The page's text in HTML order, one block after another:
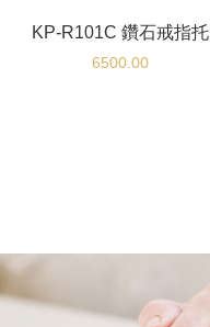
KP-R101C 鑽石戒指托
6500.00